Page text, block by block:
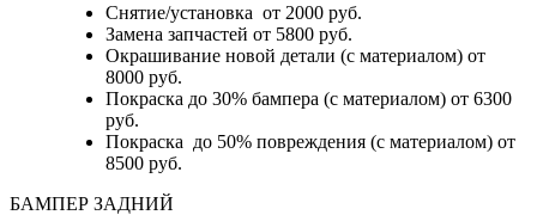
Снятие/установка от 2000 руб.
Замена запчастей от 5800 руб.
Окрашивание новой детали (с материалом) от
8000 руб.
Покраска до 30% бампера (с материалом) от 6300
руб.
Покраска до 50% повреждения (с материалом) от
8500 руб.
БАМПЕР ЗАДНИЙ